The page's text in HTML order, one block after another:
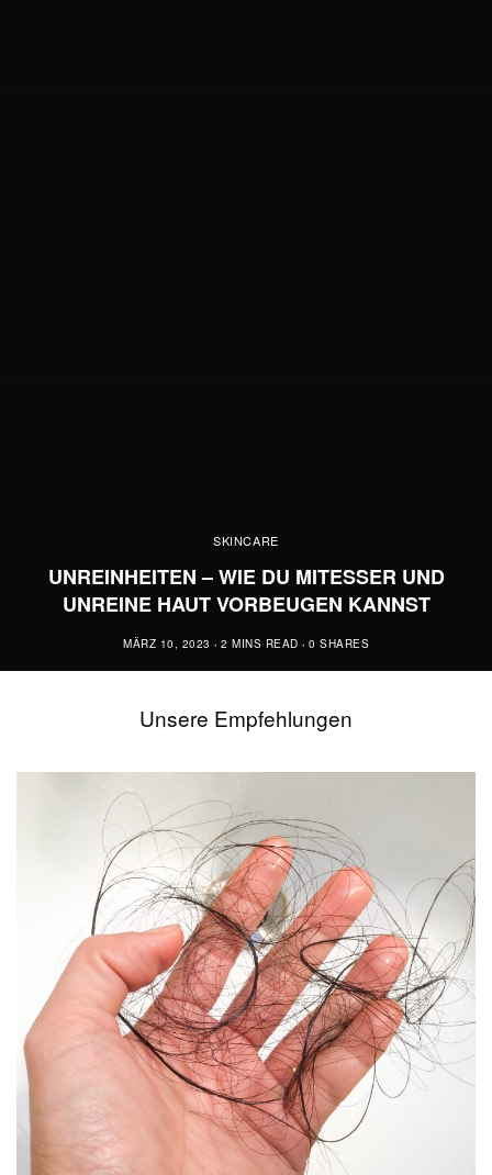
SKINCARE
UNREINHEITEN – WIE DU MITESSER UND
UNREINE HAUT VORBEUGEN KANNST
MÄRZ 10, 2023 2 MINS READ 0 SHARES
Unsere Empfehlungen